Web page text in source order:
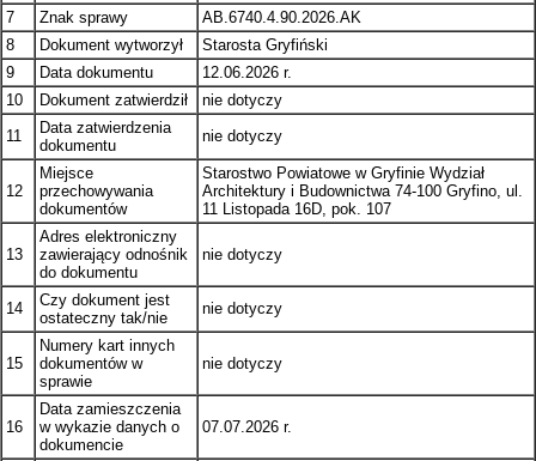
7 Znak sprawy
AB.6740.4.90.2026.AK
8
Dokument wytworzył
Starosta Gryfiński
9
Data dokumentu
12.06.2026 r.
10
Dokument zatwierdził
nie dotyczy
11
Data zatwierdzenia
dokumentu
nie dotyczy
12
Miejsce
przechowywania
dokumentów
Starostwo Powiatowe w Gryfinie Wydział
Architektury i Budownictwa 74-100 Gryfino, ul.
11 Listopada 16D, pok. 107
13
Adres elektroniczny
zawierający odnośnik
do dokumentu
nie dotyczy
14
Czy dokument jest
ostateczny tak/nie
nie dotyczy
15
Numery kart innych
dokumentów w
sprawie
nie dotyczy
16
Data zamieszczenia
w wykazie danych o
dokumencie
07.07.2026 r.